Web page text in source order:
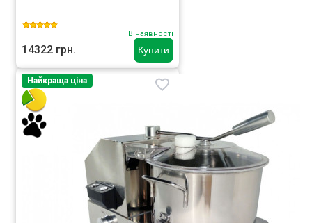
Купити
В наявності
14322 грн.
Найкраща ціна